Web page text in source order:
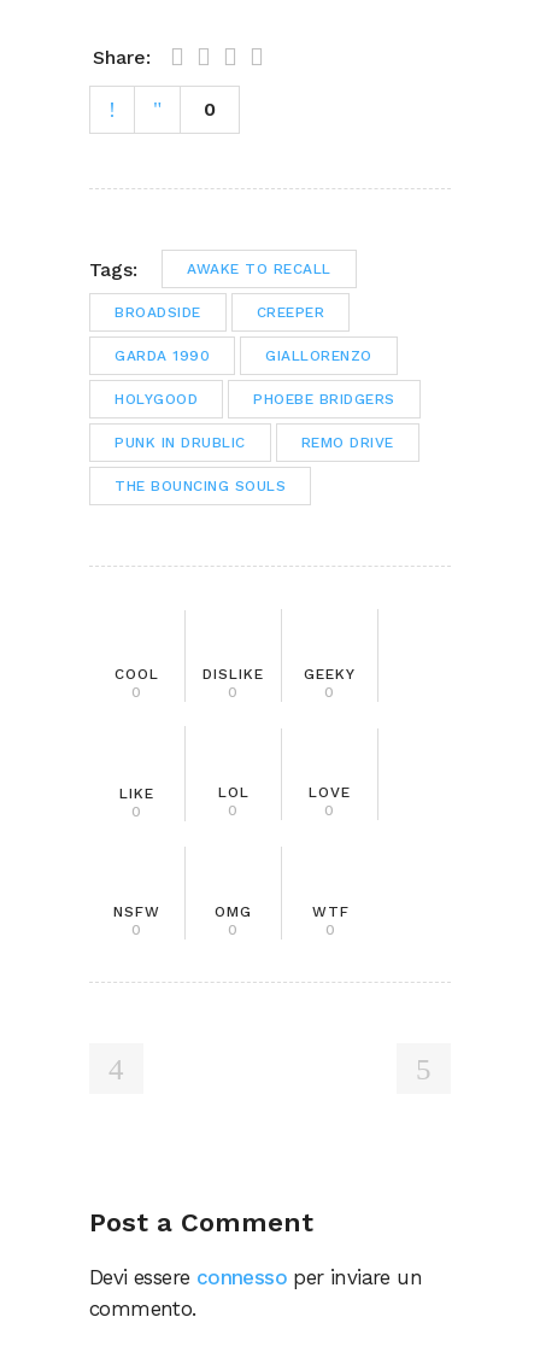
Share:
0
Tags: AWAKE TO RECALL
BROADSIDE CREEPER
GARDA 1990 GIALLORENZO
HOLYGOOD PHOEBE BRIDGERS
PUNK IN DRUBLIC REMO DRIVE
THE BOUNCING SOULS
COOL
0
DISLIKE
0
GEEKY
0
LIKE
0
LOL
0
LOVE
0
NSFW
0
OMG
0
WTF
0
Post a Comment
Devi essere connesso per inviare un
commento.